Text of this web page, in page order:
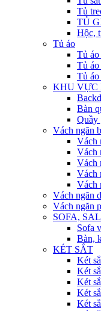
Tủ
TỦ
Hộc,
Tủ áo
Tủ
Tủ áo
Tủ áo
KHU VỰC
Bàn
Quầy
Vách ngăn
Vách
Vách
Vách
Vách
Vách
Vách ngăn
Vách ngăn
SOFA,
Sofa
Bàn,
KÉT SẮT
Két
Két
Két
Két
Két